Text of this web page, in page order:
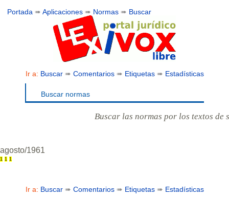
Portada ➠Aplicaciones ➠ Normas ➠ Buscar
Ir a: Buscar➠ Comentarios➠ Etiquetas➠ Estadísticas
Buscar normas
Buscar las normas por los textos de
agosto/1961
1 1 1
Ir a: Buscar➠ Comentarios➠ Etiquetas➠ Estadísticas